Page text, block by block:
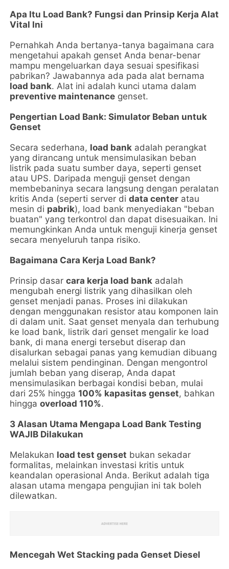
Apa Itu Load Bank? Fungsi dan Prinsip Kerja Alat
Vital Ini
Pernahkah Anda bertanya-tanya bagaimana cara
mengetahui apakah genset Anda benar-benar
mampu mengeluarkan daya sesuai spesifikasi
pabrikan? Jawabannya ada pada alat bernama
load bank. Alat ini adalah kunci utama dalam
preventive maintenance genset.
Pengertian Load Bank: Simulator Beban untuk
Genset
Secara sederhana, load bank adalah perangkat
yang dirancang untuk mensimulasikan beban
listrik pada suatu sumber daya, seperti genset
atau UPS. Daripada menguji genset dengan
membebaninya secara langsung dengan peralatan
kritis Anda (seperti server didata center atau
mesin di pabrik), load bank menyediakan "beban
buatan" yang terkontrol dan dapat disesuaikan. Ini
memungkinkan Anda untuk menguji kinerja genset
secara menyeluruh tanpa risiko.
Bagaimana Cara Kerja Load Bank?
Prinsip dasarcara kerja load bank adalah
mengubah energi listrik yang dihasilkan oleh
genset menjadi panas. Proses ini dilakukan
dengan menggunakan resistor atau komponen lain
di dalam unit. Saat genset menyala dan terhubung
ke load bank, listrik dari genset mengalir ke load
bank, di mana energi tersebut diserap dan
disalurkan sebagai panas yang kemudian dibuang
melalui sistem pendinginan. Dengan mengontrol
jumlah beban yang diserap, Anda dapat
mensimulasikan berbagai kondisi beban, mulai
dari 25% hingga100% kapasitas genset, bahkan
hinggaoverload 110%.
3 Alasan Utama Mengapa Load Bank Testing
WAJIB Dilakukan
Melakukan load test genset bukan sekadar
formalitas, melainkan investasi kritis untuk
keandalan operasional Anda. Berikut adalah tiga
alasan utama mengapa pengujian ini tak boleh
dilewatkan.
Mencegah Wet Stacking pada Genset Diesel